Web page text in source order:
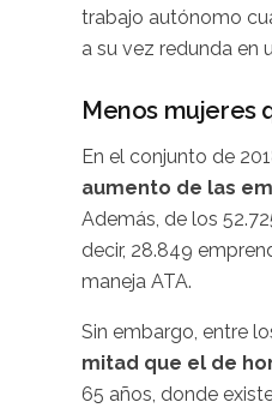
trabajo autónomo
a su vez redunda en
Menos mujeres
En el conjunto de
aumento de las
Además, de los
decir, 28.849
maneja ATA.
Sin embargo, entre
mitad que el de
65 años, donde